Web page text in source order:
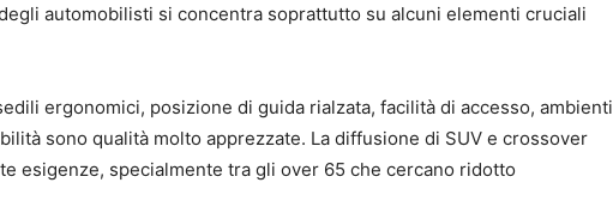
automobilisti si concentra soprattutto su alcuni elementi cruciali
ergonomici, posizione di guida rialzata, facilità di accesso, ambienti
sono qualità molto apprezzate. La diffusione di SUV e crossover
esigenze, specialmente tra gli over 65 che cercano ridotto